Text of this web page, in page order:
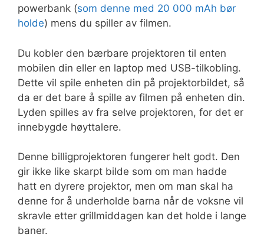
powerbank (som denne med 20 000 mAh bør
holde) mens du spiller av filmen.
Du kobler den bærbare projektoren til enten
mobilen din eller en laptop med USB-tilkobling.
Dette vil spile enheten din på projektorbildet, så
da er det bare å spille av filmen på enheten din.
Lyden spilles av fra selve projektoren, for det er
innebygde høyttalere.
Denne billigprojektoren fungerer helt godt. Den
gir ikke like skarpt bilde som om man hadde
hatt en dyrere projektor, men om man skal ha
denne for å underholde barna når de voksne vil
skravle etter grillmiddagen kan det holde i lange
baner.